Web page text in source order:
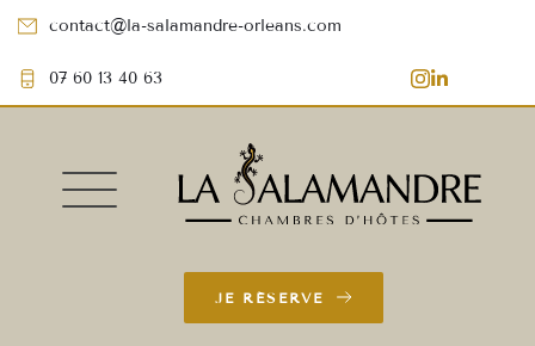
contact@la-salamandre-orleans.com
07 60 13 40 63
JE RÉSERVE